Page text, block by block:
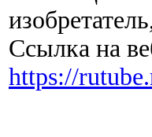
Ссылка на
https://